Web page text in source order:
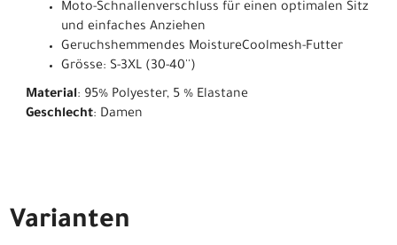
Moto-Schnallenverschluss für einen optimalen Sitz
und einfaches Anziehen
Geruchshemmendes MoistureCoolmesh-Futter
Grösse: S-3XL (30-40'')
Material: 95% Polyester, 5 % Elastane
Geschlecht: Damen
Varianten